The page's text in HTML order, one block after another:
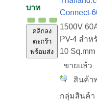
บาท
คลิกลง
ตะกร้า
พร้อมส่ง
Connect-
1500V
PV-4 สำ
10
ขายแล้
สินค้า
กลุ่มสินค้า